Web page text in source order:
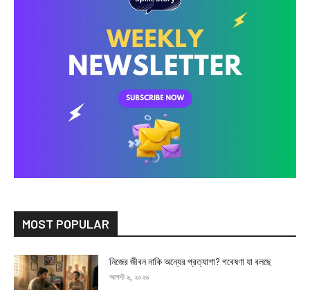
MOST POPULAR
নিজের জীবন নাকি অন্যের প্রত্যাশা? গবেষণা যা বলছে
আগস্ট ৬, ২০২৬